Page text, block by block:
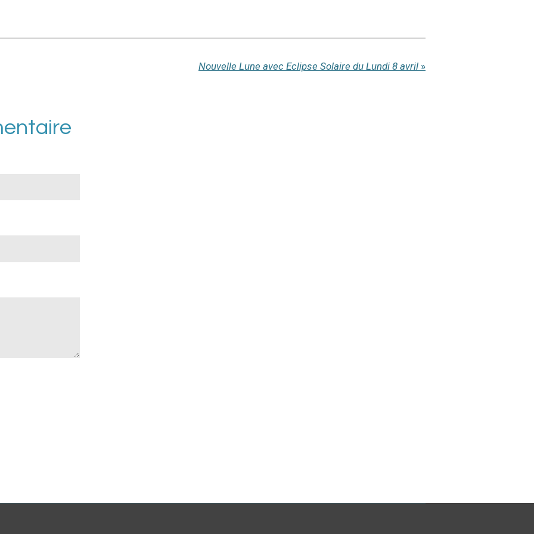
Nouvelle Lune avec Eclipse Solaire du Lundi 8 avril »